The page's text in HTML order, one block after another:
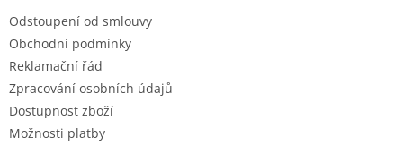
Odstoupení od smlouvy
Obchodní podmínky
Reklamační řád
Zpracování osobních údajů
Dostupnost zboží
Možnosti platby